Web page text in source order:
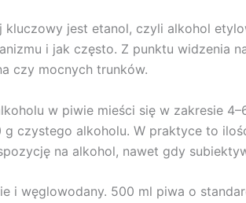
kluczowy jest etanol, czyli alkohol
i jak często. Z punktu widzenia
czy mocnych trunków.
w piwie mieści się w zakresie
czystego alkoholu. W praktyce to
na alkohol, nawet gdy
i węglowodany. 500 ml piwa o